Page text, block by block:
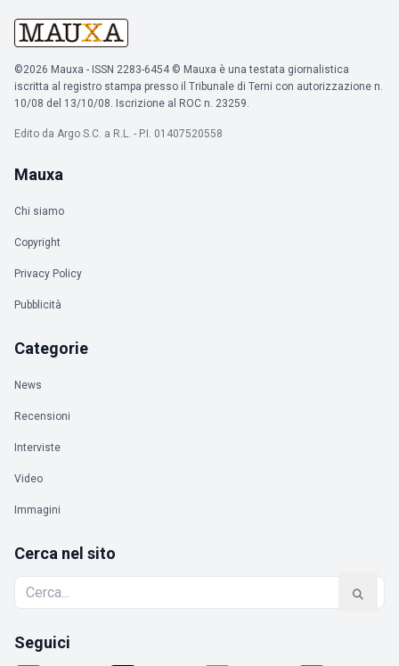
©2026 Mauxa - ISSN 2283-6454 © Mauxa è una testata giornalistica
iscritta al registro stampa presso il Tribunale di Terni con autorizzazione n.
10/08 del 13/10/08. Iscrizione al ROC n. 23259.
Edito da Argo S.C. a R.L. - P.I. 01407520558
Mauxa
Chi siamo
Copyright
Privacy Policy
Pubblicità
Categorie
News
Recensioni
Interviste
Video
Immagini
Cerca nel sito
Seguici